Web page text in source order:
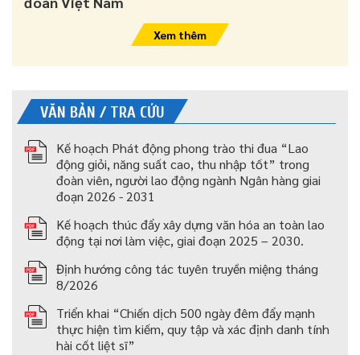
Xem thêm
VĂN BẢN / TRA CỨU
Kế hoạch Phát động phong trào thi đua “Lao
động giỏi, năng suất cao, thu nhập tốt” trong
đoàn viên, người lao động ngành Ngân hàng giai
đoạn 2026 - 2031
Kế hoạch thúc đẩy xây dựng văn hóa an toàn lao
động tại nơi làm việc, giai đoạn 2025 – 2030.
Định hướng công tác tuyên truyền miệng tháng
8/2026
Triển khai “Chiến dịch 500 ngày đêm đẩy mạnh
thực hiện tìm kiếm, quy tập và xác định danh tính
hài cốt liệt sĩ”